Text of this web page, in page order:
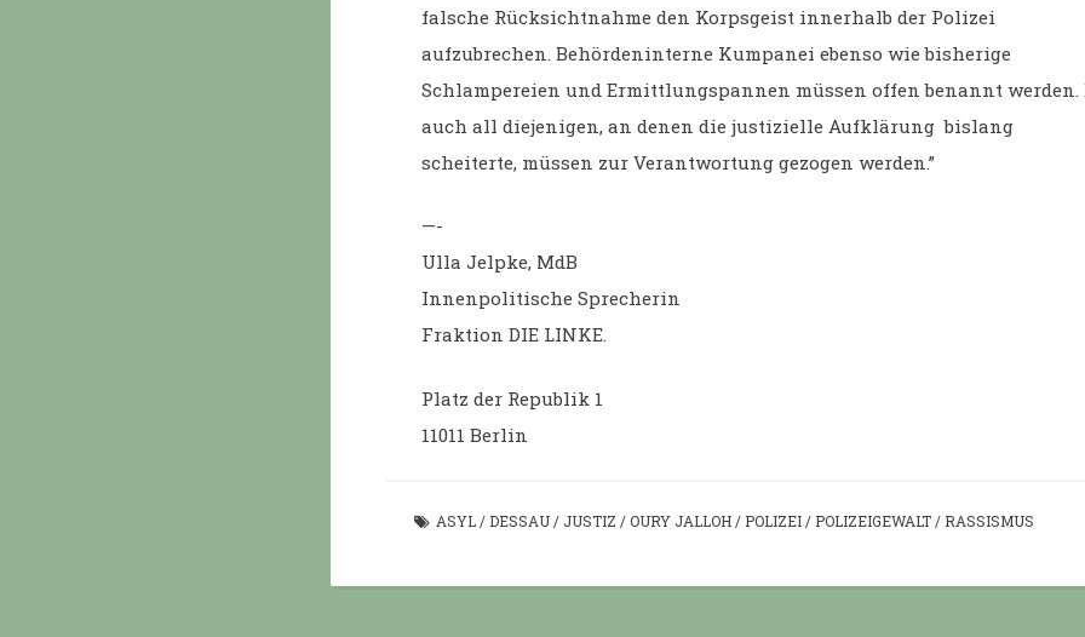
falsche Rücksichtnahme den Korpsgeist innerhalb der Polizei
aufzubrechen. Behördeninterne Kumpanei ebenso wie bisherige
Schlampereien und Ermittlungspannen müssen offen benannt werden.
auch all diejenigen, an denen die justizielle Aufklärung bislang
scheiterte, müssen zur Verantwortung gezogen werden.”
—-
Ulla Jelpke, MdB
Innenpolitische Sprecherin
Fraktion DIE LINKE.
Platz der Republik 1
11011 Berlin
ASYL / DESSAU / JUSTIZ /OURY JALLOH / POLIZEI / POLIZEIGEWALT / RASSISMUS